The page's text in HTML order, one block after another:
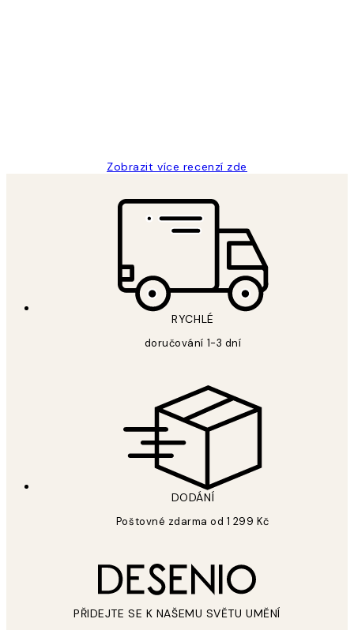
Zobrazit více recenzí zde
RYCHLÉ
doručování 1-3 dní
DODÁNÍ
Poštovné zdarma od 1 299 Kč
PŘIDEJTE SE K NAŠEMU SVĚTU UMĚNÍ